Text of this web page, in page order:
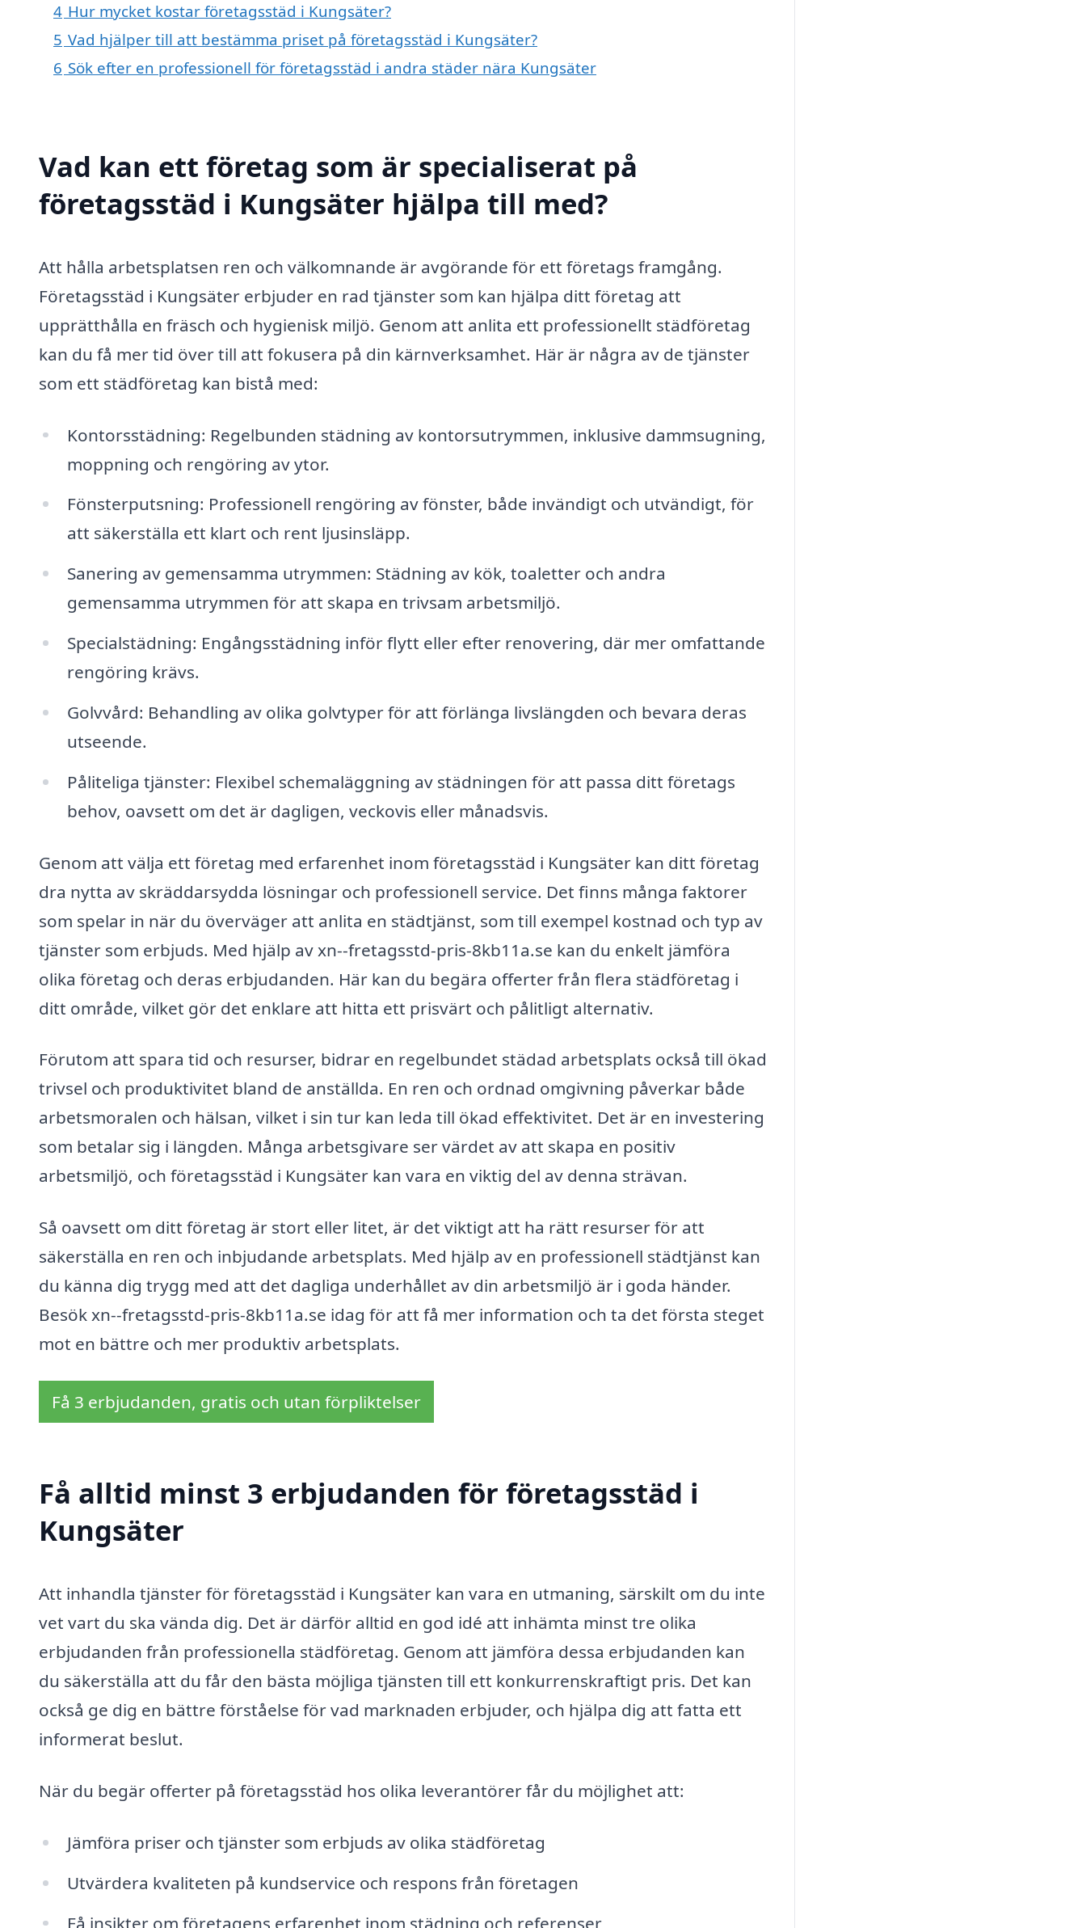
4 Hur mycket kostar företagsstäd i Kungsäter?
5 Vad hjälper till att bestämma priset på företagsstäd i Kungsäter?
6 Sök efter en professionell för företagsstäd i andra städer nära Kungsäter
Vad kan ett företag som är specialiserat på
företagsstäd i Kungsäter hjälpa till med?
Att hålla arbetsplatsen ren och välkomnande är avgörande för ett företags framgång.
Företagsstäd i Kungsäter erbjuder en rad tjänster som kan hjälpa ditt företag att
upprätthålla en fräsch och hygienisk miljö. Genom att anlita ett professionellt städföretag
kan du få mer tid över till att fokusera på din kärnverksamhet. Här är några av de tjänster
som ett städföretag kan bistå med:
Kontorsstädning: Regelbunden städning av kontorsutrymmen, inklusive dammsugning,
moppning och rengöring av ytor.
Fönsterputsning: Professionell rengöring av fönster, både invändigt och utvändigt, för
att säkerställa ett klart och rent ljusinsläpp.
Sanering av gemensamma utrymmen: Städning av kök, toaletter och andra
gemensamma utrymmen för att skapa en trivsam arbetsmiljö.
Specialstädning: Engångsstädning inför flytt eller efter renovering, där mer omfattande
rengöring krävs.
Golvvård: Behandling av olika golvtyper för att förlänga livslängden och bevara deras
utseende.
Påliteliga tjänster: Flexibel schemaläggning av städningen för att passa ditt företags
behov, oavsett om det är dagligen, veckovis eller månadsvis.
Genom att välja ett företag med erfarenhet inom företagsstäd i Kungsäter kan ditt företag
dra nytta av skräddarsydda lösningar och professionell service. Det finns många faktorer
som spelar in när du överväger att anlita en städtjänst, som till exempel kostnad och typ av
tjänster som erbjuds. Med hjälp av xn--fretagsstd-pris-8kb11a.se kan du enkelt jämföra
olika företag och deras erbjudanden. Här kan du begära offerter från flera städföretag i
ditt område, vilket gör det enklare att hitta ett prisvärt och pålitligt alternativ.
Förutom att spara tid och resurser, bidrar en regelbundet städad arbetsplats också till ökad
trivsel och produktivitet bland de anställda. En ren och ordnad omgivning påverkar både
arbetsmoralen och hälsan, vilket i sin tur kan leda till ökad effektivitet. Det är en investering
som betalar sig i längden. Många arbetsgivare ser värdet av att skapa en positiv
arbetsmiljö, och företagsstäd i Kungsäter kan vara en viktig del av denna strävan.
Så oavsett om ditt företag är stort eller litet, är det viktigt att ha rätt resurser för att
säkerställa en ren och inbjudande arbetsplats. Med hjälp av en professionell städtjänst kan
du känna dig trygg med att det dagliga underhållet av din arbetsmiljö är i goda händer.
Besök xn--fretagsstd-pris-8kb11a.se idag för att få mer information och ta det första steget
mot en bättre och mer produktiv arbetsplats.
Få 3 erbjudanden, gratis och utan förpliktelser
Få alltid minst 3 erbjudanden för företagsstäd i
Kungsäter
Att inhandla tjänster för företagsstäd i Kungsäter kan vara en utmaning, särskilt om du inte
vet vart du ska vända dig. Det är därför alltid en god idé att inhämta minst tre olika
erbjudanden från professionella städföretag. Genom att jämföra dessa erbjudanden kan
du säkerställa att du får den bästa möjliga tjänsten till ett konkurrenskraftigt pris. Det kan
också ge dig en bättre förståelse för vad marknaden erbjuder, och hjälpa dig att fatta ett
informerat beslut.
När du begär offerter på företagsstäd hos olika leverantörer får du möjlighet att:
Jämföra priser och tjänster som erbjuds av olika städföretag
Utvärdera kvaliteten på kundservice och respons från företagen
Få insikter om företagens erfarenhet inom städning och referenser